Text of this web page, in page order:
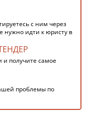
с ним через
нужно идти к юристу в
и получите самое
проблемы по